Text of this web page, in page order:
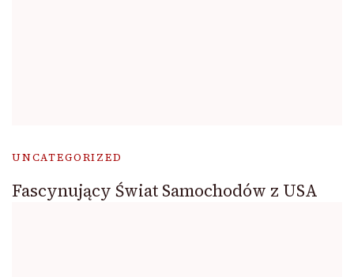
UNCATEGORIZED
Fascynujący Świat Samochodów z USA